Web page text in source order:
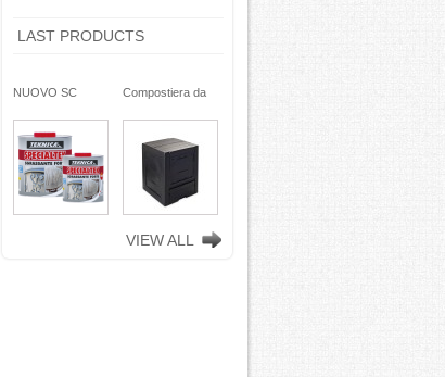
LAST PRODUCTS
NUOVO SC
sverniciatore
universale - tre
pini (COPY) -
TEKNICA
Compostiera da
plastica riciclata
260 Lt. nero
VIEW ALL